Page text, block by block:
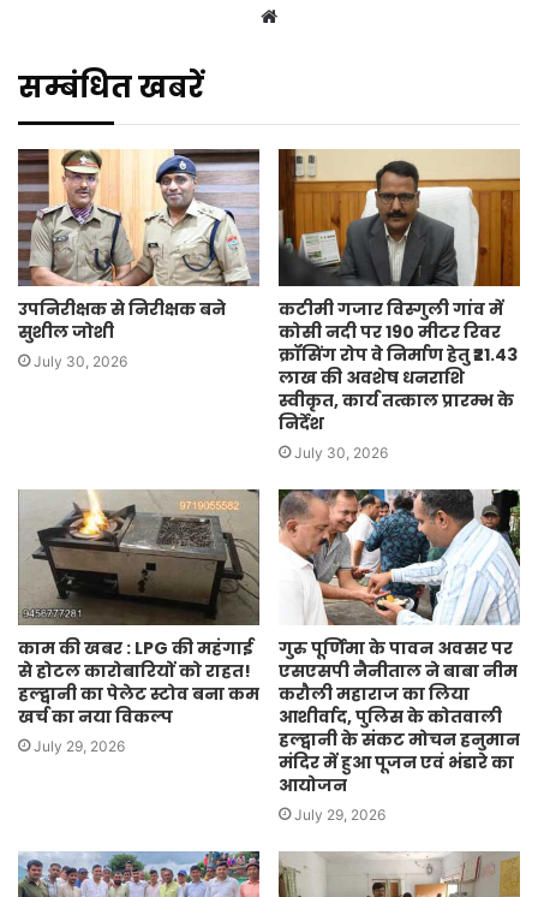
Website
सम्बंधित खबरें
उपनिरीक्षक से निरीक्षक बने
सुशील जोशी
July 30, 2026
कटीमी गजार विस्गुली गांव में
कोसी नदी पर 190 मीटर रिवर
क्रॉसिंग रोप वे निर्माण हेतु ₹21.43
लाख की अवशेष धनराशि
स्वीकृत, कार्य तत्काल प्रारम्भ के
निर्देश
July 30, 2026
काम की खबर : LPG की महंगाई
से होटल कारोबारियों को राहत!
हल्द्वानी का पेलेट स्टोव बना कम
खर्च का नया विकल्प
July 29, 2026
गुरु पूर्णिमा के पावन अवसर पर
एसएसपी नैनीताल ने बाबा नीम
करौली महाराज का लिया
आशीर्वाद, पुलिस के कोतवाली
हल्द्वानी के संकट मोचन हनुमान
मंदिर में हुआ पूजन एवं भंडारे का
आयोजन
July 29, 2026